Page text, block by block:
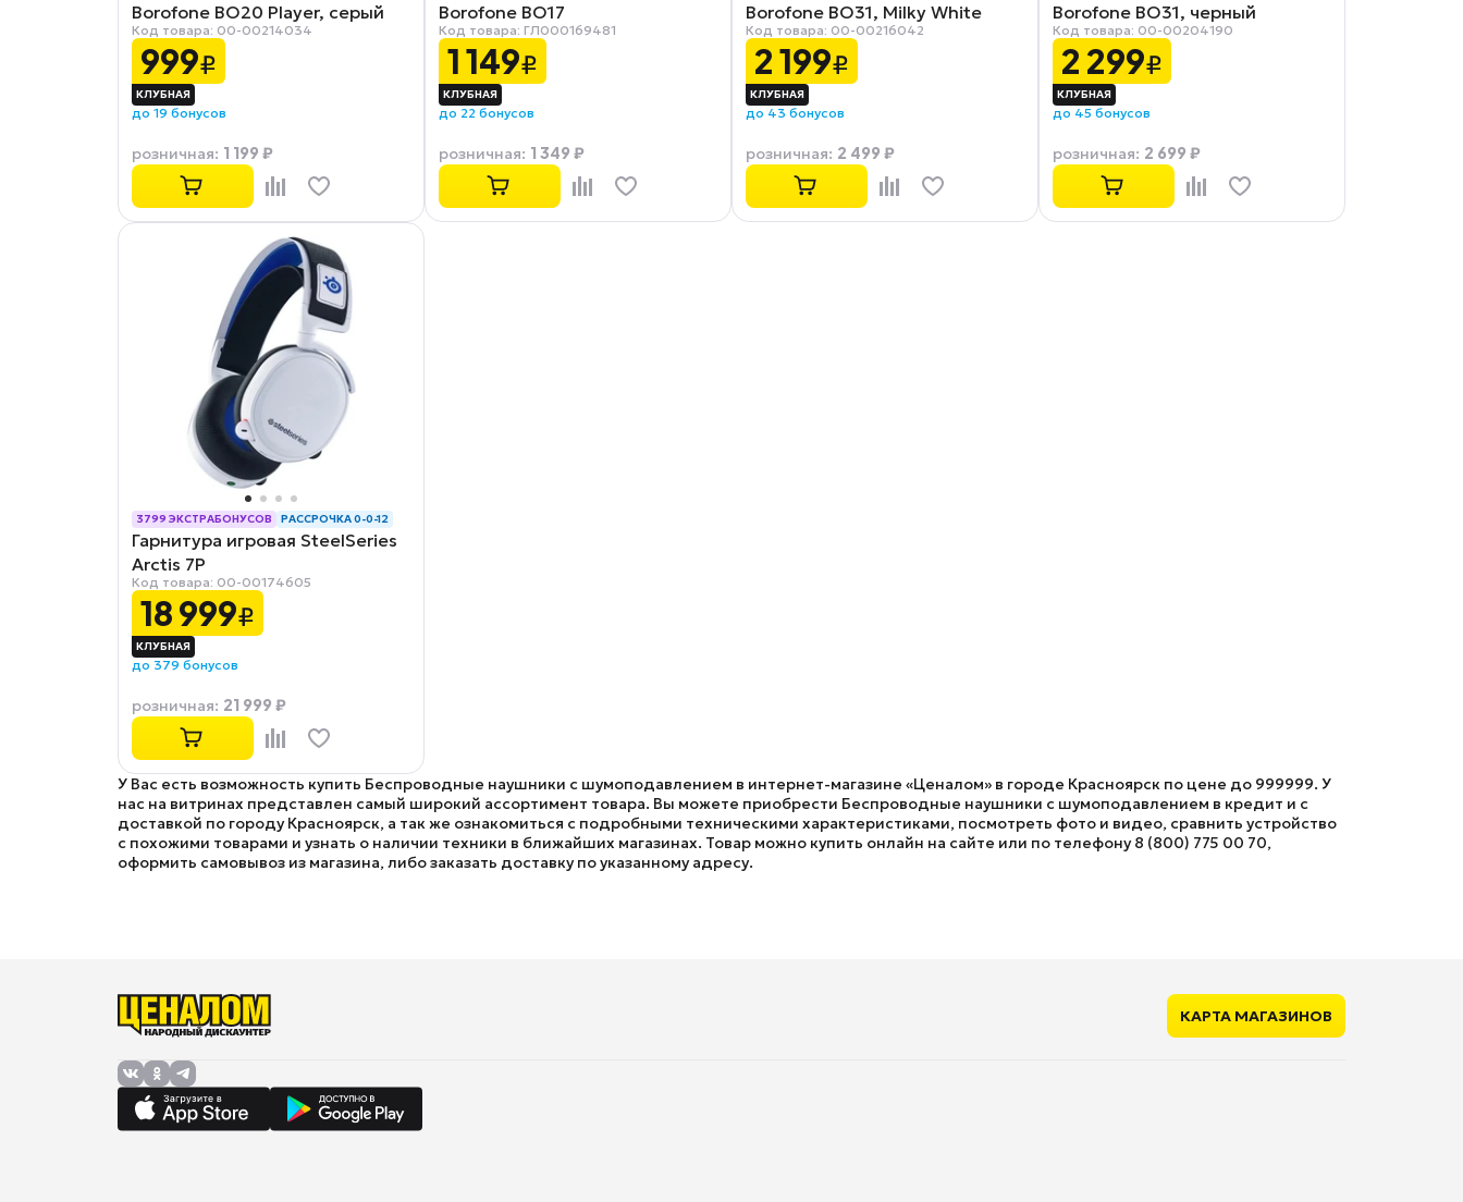
Borofone BO20 Player, серый
Код товара: 00-00214034
999₽
до 19 бонусов
розничная: 1 199 ₽
Borofone BO17
Код товара: ГЛ000169481
1 149₽
до 22 бонусов
розничная: 1 349 ₽
Borofone BO31, Milky White
Код товара: 00-00216042
2 199₽
до 43 бонусов
розничная: 2 499 ₽
Borofone BO31, черный
Код товара: 00-00204190
2 299₽
до 45 бонусов
розничная: 2 699 ₽
3799 ЭКСТРАБОНУСОВ РАССРОЧКА 0-0-12
Гарнитура игровая SteelSeries
Arctis 7P
Код товара: 00-00174605
18 999₽
до 379 бонусов
розничная: 21 999 ₽
У Вас есть возможность купить Беспроводные наушники с шумоподавлением в интернет-магазине «Ценалом» в городе Красноярск по цене до 999999. У
нас на витринах представлен самый широкий ассортимент товара. Вы можете приобрести Беспроводные наушники с шумоподавлением в кредит и с
доставкой по городу Красноярск, а так же ознакомиться с подробными техническими характеристиками, посмотреть фото и видео, сравнить устройство
с похожими товарами и узнать о наличии техники в ближайших магазинах. Товар можно купить онлайн на сайте или по телефону 8 (800) 775 00 70,
оформить самовывоз из магазина, либо заказать доставку по указанному адресу.
КАРТА МАГАЗИНОВ